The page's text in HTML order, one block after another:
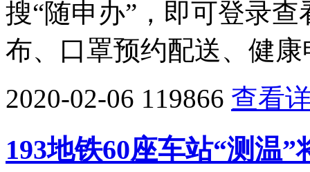
搜“随申办”，即可登录
布、口罩预约配送、健
2020-02-06 119866 查看
193地铁60座车站“测温